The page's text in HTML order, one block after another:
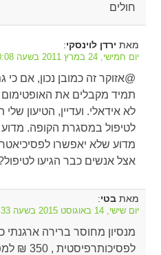
חולים
מאת ירדן לוינסקי:
יום חמישי, 24 במרץ 2011 בשעה 20:08
@אזוקר זה כמובן נכון, אם
תמיד מקבלים את האופטימום
לא אידאלי. ועדיין, הטיעון
לטיפול במסגרת הקופה.
מדוע שלא יאפשרו
אצל אנשים כבר הגיעו
מאתבטי:
יום שישי, 14 באוגוסט 2015 בשעה 20:33
מנסיון מחוסר ברירה ארגנתי